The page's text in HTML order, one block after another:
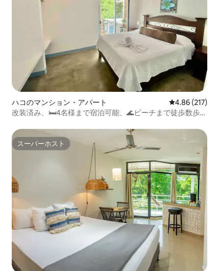
ハコのマンション・アパート レビュー217
4.86 (217)
改装済み、🛏4名様まで宿泊可能、🌊ビーチまで徒歩数歩、
スーパーホスト
スーパーホスト